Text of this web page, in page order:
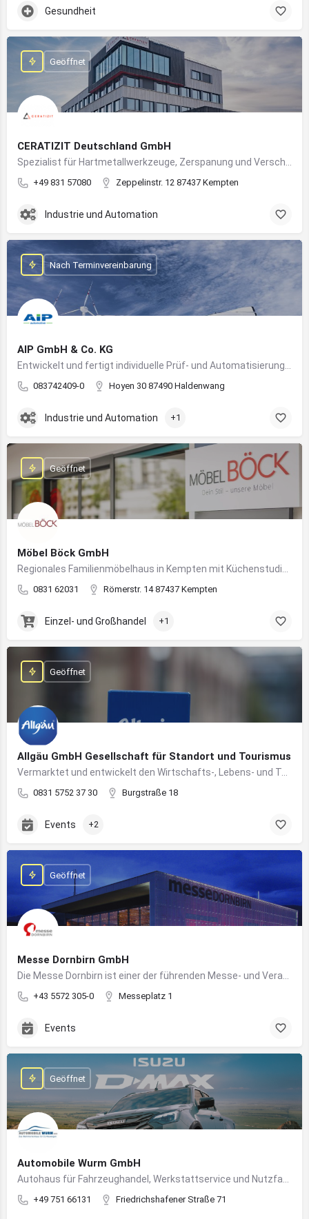
Gesundheit
CERATIZIT Deutschland GmbH
+49 831 57080 Zeppelinstr. 12 87437 Kempten
Geöffnet
Industrie und Automation
AIP GmbH & Co. KG
083742409-0 Hoyen 30 87490 Haldenwang
Nach Terminvereinbarung
Industrie und Automation +1
Möbel Böck GmbH
0831 62031 Römerstr. 14 87437 Kempten
Geöffnet
Einzel- und Großhandel +1
Allgäu GmbH Gesellschaft für Standort und Tourismus
0831 5752 37 30 Burgstraße 18
Geöffnet
Events +2
Messe Dornbirn GmbH
+43 5572 305-0 Messeplatz 1
Geöffnet
Events
Automobile Wurm GmbH
+49 751 66131 Friedrichshafener Straße 71
Geöffnet